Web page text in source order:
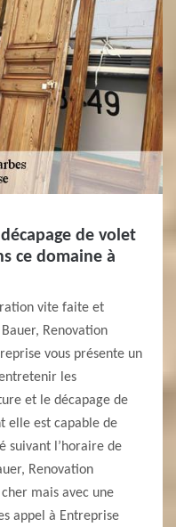
de volet
ce domaine à
vite faite et
Renovation
vous présente un
les
et le décapage de
elle est capable de
suivant l’horaire de
Renovation
cher mais avec une
appel à Entreprise